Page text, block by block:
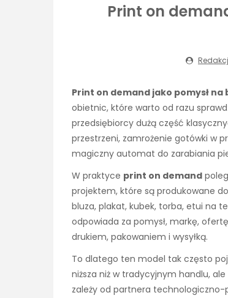
Print on
Print on demand jako pomysł
obietnic, które warto od razu
przedsiębiorcy dużą część
przestrzeni, zamrożenie gotówki w
magiczny automat do zarabiania
W praktyce print on demand
projektem, które są produkowane
bluza, plakat, kubek, torba, etui na
odpowiada za pomysł, markę,
drukiem, pakowaniem i wysyłką.
To dlatego ten model tak często
niższa niż w tradycyjnym handlu,
zależy od partnera technologiczno-